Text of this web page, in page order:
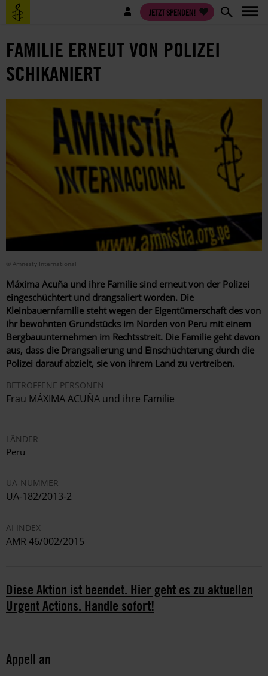
Direkt
zum
Benutzermenü JETZT SPENDEN!
FAMILIE ERNEUT VON POLIZEI
SCHIKANIERT
© Amnesty International
Máxima Acuña und ihre Familie sind erneut von der Polizei
eingeschüchtert und drangsaliert worden. Die
Kleinbauernfamilie steht wegen der Eigentümerschaft des von
ihr bewohnten Grundstücks im Norden von Peru mit einem
Bergbauunternehmen im Rechtsstreit. Die Familie geht davon
aus, dass die Drangsalierung und Einschüchterung durch die
Polizei darauf abzielt, sie von ihrem Land zu vertreiben.
BETROFFENE PERSONEN
Frau MÁXIMA ACUÑA und ihre Familie
LÄNDER
Peru
UA-NUMMER
UA-182/2013-2
AI INDEX
AMR 46/002/2015
Diese Aktion ist beendet. Hier geht es zu aktuellen
Urgent Actions. Handle sofort!
Appell an